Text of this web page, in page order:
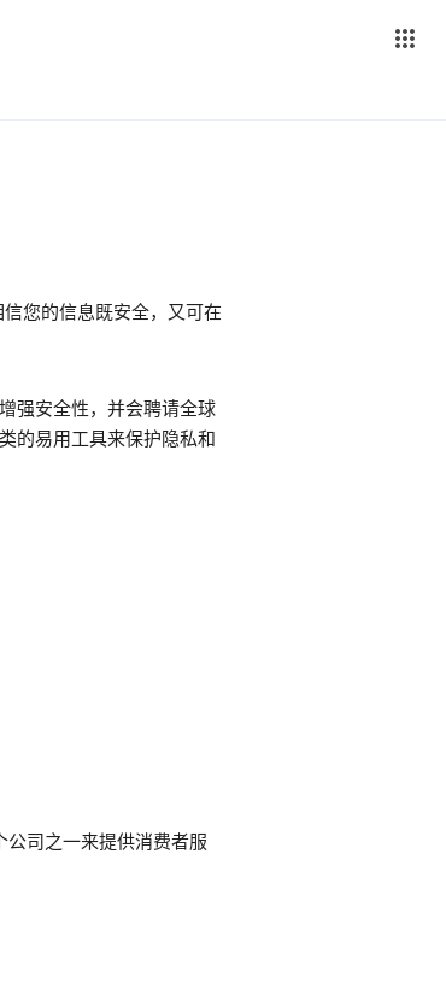
您的信息既安全，又可在
强安全性，并会聘请全球
的易用工具来保护隐私和
公司之一来提供消费者服